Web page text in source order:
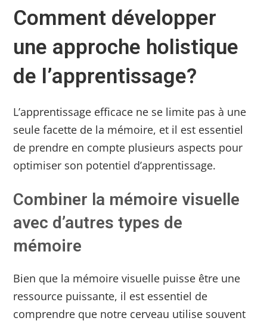
Comment développer
une approche holistique
de l’apprentissage?
L’apprentissage efficace ne se limite pas à une
seule facette de la mémoire, et il est essentiel
de prendre en compte plusieurs aspects pour
optimiser son potentiel d’apprentissage.
Combiner la mémoire visuelle
avec d’autres types de
mémoire
Bien que la mémoire visuelle puisse être une
ressource puissante, il est essentiel de
comprendre que notre cerveau utilise souvent